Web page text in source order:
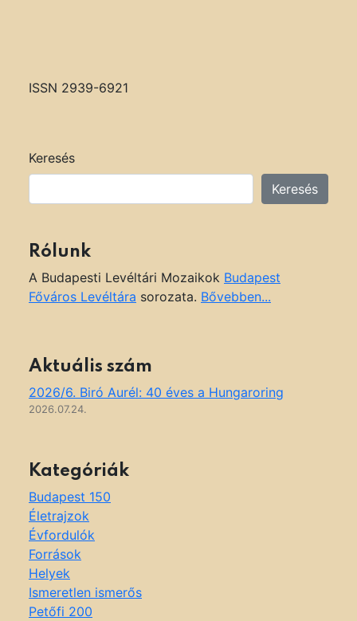
ISSN 2939-6921
Keresés
Keresés
Rólunk
A Budapesti Levéltári Mozaikok Budapest
Főváros Levéltára sorozata. Bővebben...
Aktuális szám
2026/6. Biró Aurél: 40 éves a Hungaroring
2026.07.24.
Kategóriák
Budapest 150
Életrajzok
Évfordulók
Források
Helyek
Ismeretlen ismerős
Petőfi 200